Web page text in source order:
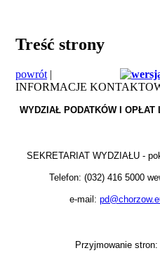
Treść strony
powrót |
INFORMACJE
WYDZIAŁ PODATKÓW I OPŁAT
SEKRETARIAT WYDZIAŁU -
Telefon: (032) 416 5000
e-mail:
Przyjmowanie stron: